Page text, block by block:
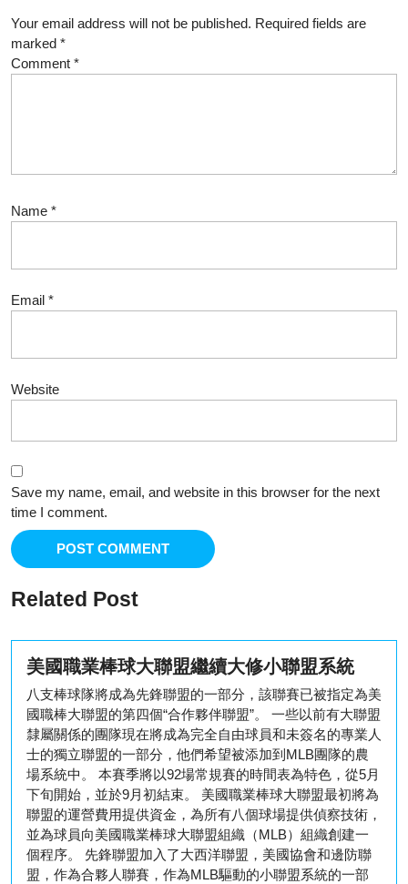
Your email address will not be published. Required fields are
marked *
Comment *
Name *
Email *
Website
Save my name, email, and website in this browser for the next
time I comment.
Related Post
美國職業棒球大聯盟繼續大修小聯盟系統
八支棒球隊將成為先鋒聯盟的一部分，該聯賽已被指定為美
國職棒大聯盟的第四個“合作夥伴聯盟”。 一些以前有大聯盟
隸屬關係的團隊現在將成為完全自由球員和未簽名的專業人
士的獨立聯盟的一部分，他們希望被添加到MLB團隊的農
場系統中。 本賽季將以92場常規賽的時間表為特色，從5月
下旬開始，並於9月初結束。 美國職業棒球大聯盟最初將為
聯盟的運營費用提供資金，為所有八個球場提供偵察技術，
並為球員向美國職業棒球大聯盟組織（MLB）組織創建一
個程序。 先鋒聯盟加入了大西洋聯盟，美國協會和邊防聯
盟，作為合夥人聯賽，作為MLB驅動的小聯盟系統的一部